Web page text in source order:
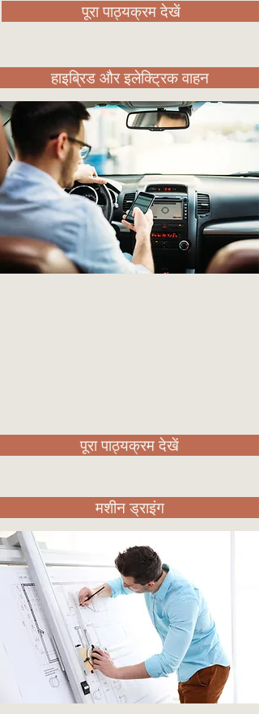
पूरा पाठ्यक्रम देखें
हाइब्रिड और इलेक्ट्रिक वाहन
पूरा पाठ्यक्रम देखें
मशीन ड्राइंग